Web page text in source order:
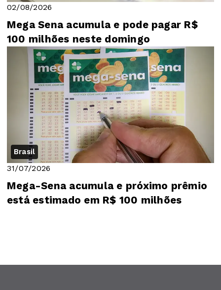
02/08/2026
Mega Sena acumula e pode pagar R$
100 milhões neste domingo
Brasil
31/07/2026
Mega-Sena acumula e próximo prêmio
está estimado em R$ 100 milhões